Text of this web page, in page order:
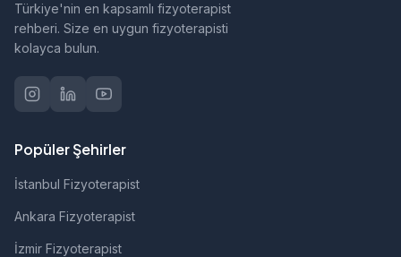
Türkiye'nin en kapsamlı fizyoterapist
rehberi. Size en uygun fizyoterapisti
kolayca bulun.
Popüler Şehirler
İstanbul Fizyoterapist
Ankara Fizyoterapist
İzmir Fizyoterapist